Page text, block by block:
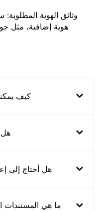
وثائق الهوية
هوية إضافية، مثل
كيف
هل
هل أحتاج إلى
ما هي المستندات